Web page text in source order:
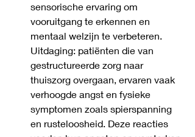
sensorische ervaring om
vooruitgang te erkennen en
mentaal welzijn te verbeteren.
Uitdaging: patiënten die van
gestructureerde zorg naar
thuiszorg overgaan, ervaren vaak
verhoogde angst en fysieke
symptomen zoals spierspanning
en rusteloosheid. Deze reacties